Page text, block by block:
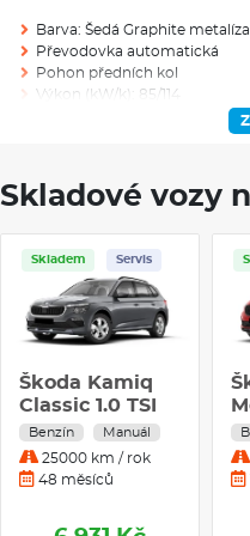
Barva: Šedá Graphite metalíza
Převodovka automatická
Pohon předních kol
Výkon (kW/k): 85/114
Ve výrobě: 0
VÝBAVA NAD
Rezervní kolo
Upínací přípravek v
Elektrické ovládání oken
Síťový program
Skladové vozy
Skladem Servis
Škoda Kamiq
Classic 1.0 TSI
70 kW Benzín
Manuální
převodovka
Benzín Manuál
25000 km / rok
48 měsíců